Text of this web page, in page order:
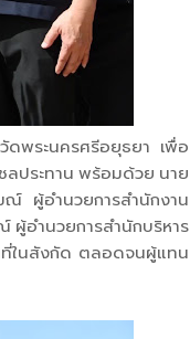
พระนครศรีอยุธยา เพื่อ
ประทาน พร้อมด้วย นาย
ผู้อำนวยการสำนักงาน
ผู้อำนวยการสำนักบริหาร
ที่ในสังกัด ตลอดจนผู้แทน